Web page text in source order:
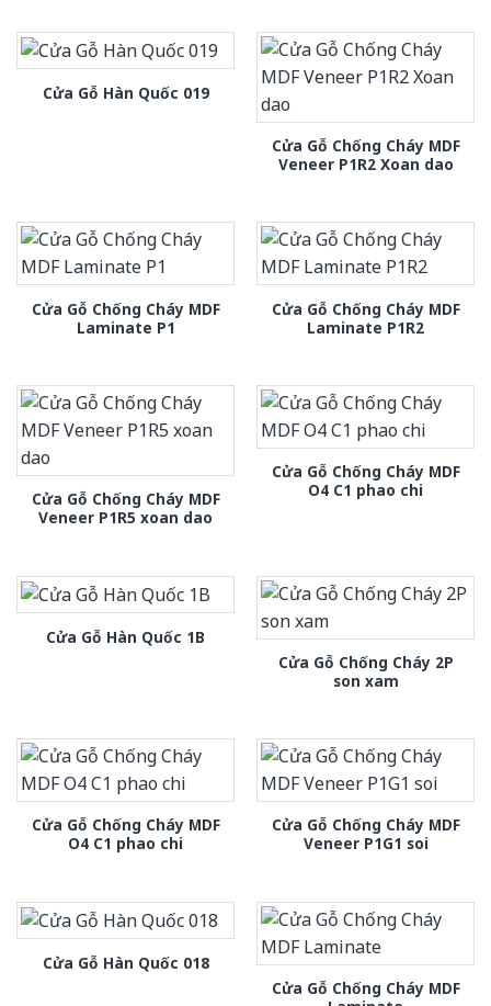
Cửa Gỗ Hàn Quốc 019
Cửa Gỗ Chống Cháy MDF
Veneer P1R2 Xoan dao
Cửa Gỗ Chống Cháy MDF
Laminate P1
Cửa Gỗ Chống Cháy MDF
Laminate P1R2
Cửa Gỗ Chống Cháy MDF
Veneer P1R5 xoan dao
Cửa Gỗ Chống Cháy MDF
O4 C1 phao chi
Cửa Gỗ Hàn Quốc 1B
Cửa Gỗ Chống Cháy 2P
son xam
Cửa Gỗ Chống Cháy MDF
O4 C1 phao chi
Cửa Gỗ Chống Cháy MDF
Veneer P1G1 soi
Cửa Gỗ Hàn Quốc 018
Cửa Gỗ Chống Cháy MDF